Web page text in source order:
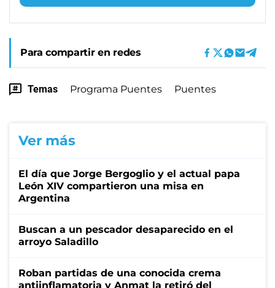
Para compartir en redes
Temas Programa Puentes Puentes
Ver más
El día que Jorge Bergoglio y el actual papa
León XIV compartieron una misa en
Argentina
Buscan a un pescador desaparecido en el
arroyo Saladillo
Roban partidas de una conocida crema
antiinflamatoria y Anmat la retiró del